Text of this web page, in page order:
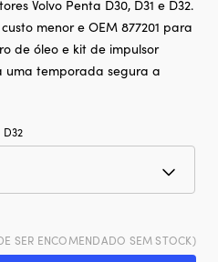
Volvo Penta D30, D31 e D32.
menor e OEM 877201 para
de óleo e kit de impulsor
uma temporada segura a
D32
SER ENCOMENDADO SEM STOCK)